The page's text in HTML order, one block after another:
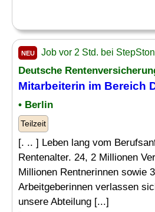
NEU Job vor 2 Std. bei
Deutsche
Mitarbeiterin im Bereich
• Berlin
Teilzeit
[. .. ] Leben lang vom
Rentenalter. 24, 2 Millionen
Millionen Rentnerinnen sowie
Arbeitgeberinnen verlassen
unsere Abteilung [...]